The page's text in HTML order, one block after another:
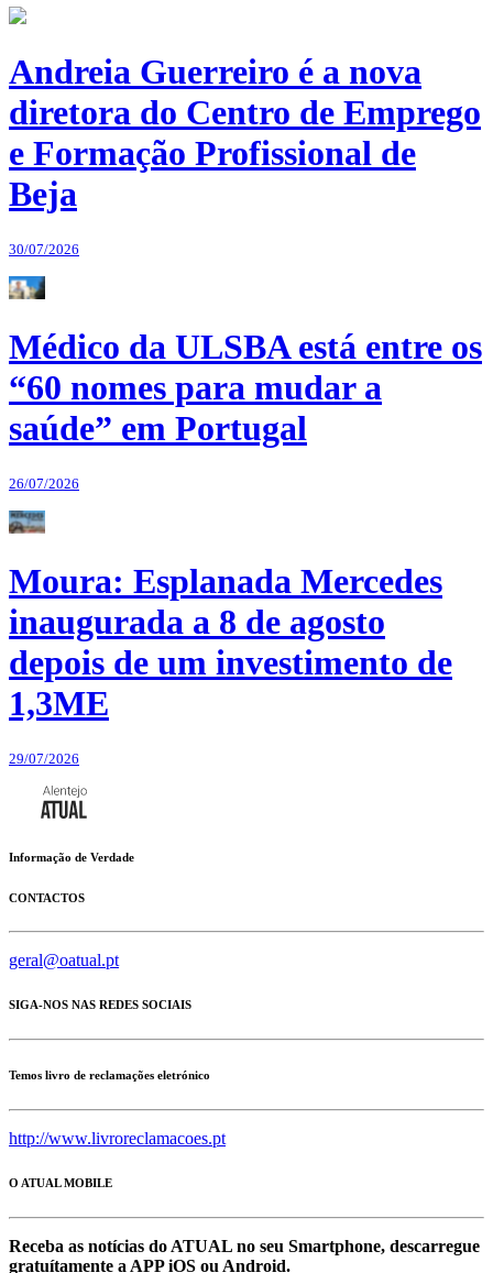
Andreia Guerreiro é a nova
diretora do Centro de Emprego
e Formação Profissional de
Beja
30/07/2026
Médico da ULSBA está entre os
“60 nomes para mudar a
saúde” em Portugal
26/07/2026
Moura: Esplanada Mercedes
inaugurada a 8 de agosto
depois de um investimento de
1,3ME
29/07/2026
Informação de Verdade
CONTACTOS
geral@oatual.pt
SIGA-NOS NAS REDES SOCIAIS
Temos livro de reclamações eletrónico
http://www.livroreclamacoes.pt
O ATUAL MOBILE
Receba as notícias do ATUAL no seu Smartphone, descarregue
gratuítamente a APP iOS ou Android.